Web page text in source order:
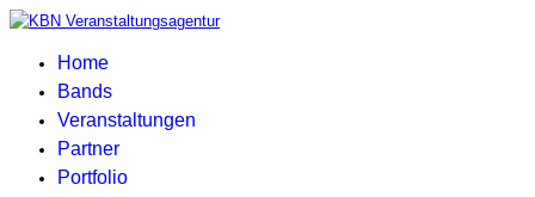
Home
Bands
Veranstaltungen
Partner
Portfolio